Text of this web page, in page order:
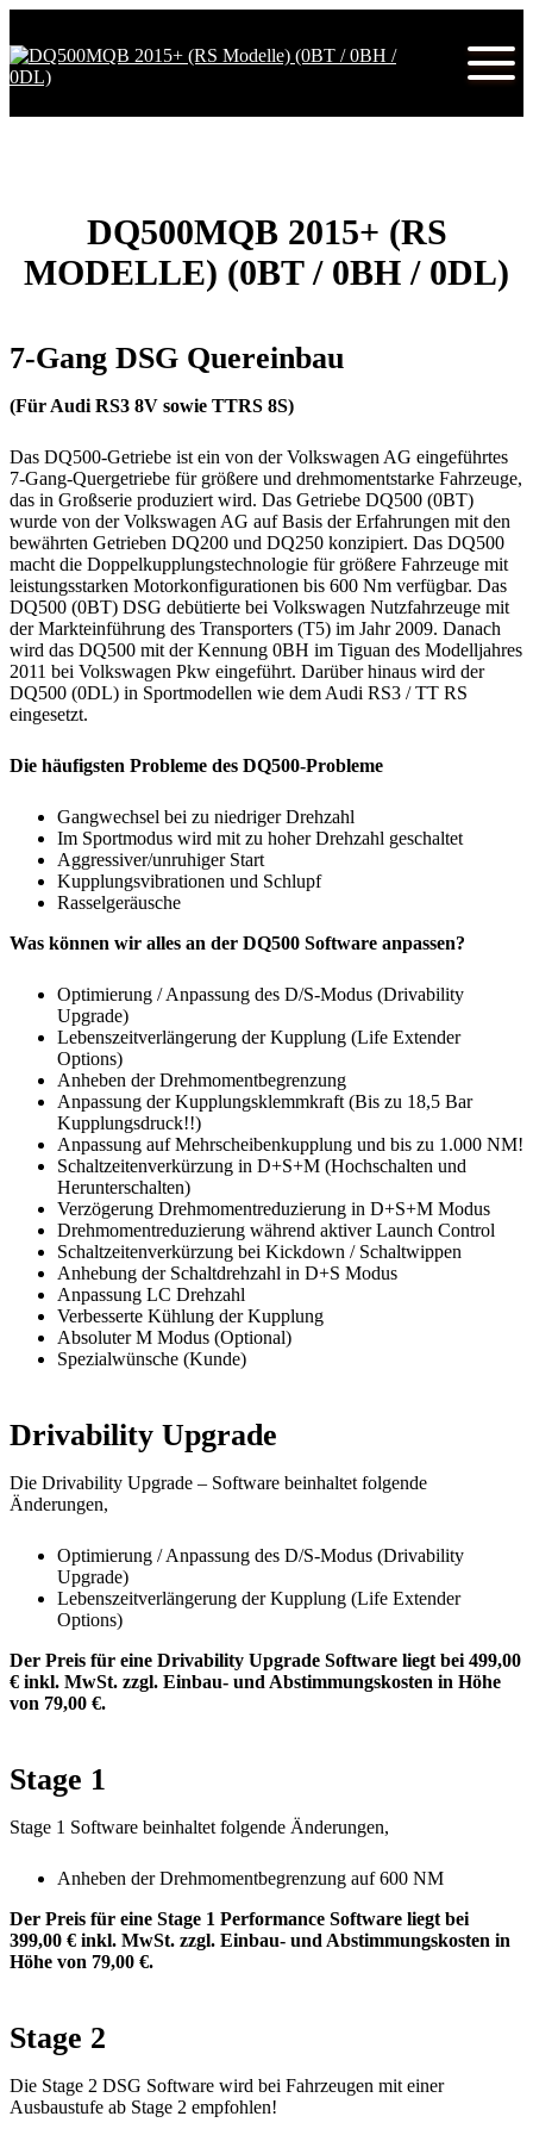
DQ500MQB 2015+ (RS
MODELLE) (0BT / 0BH / 0DL)
7-Gang DSG Quereinbau
(Für Audi RS3 8V sowie TTRS 8S)
Das DQ500-Getriebe ist ein von der Volkswagen AG eingeführtes
7-Gang-Quergetriebe für größere und drehmomentstarke Fahrzeuge,
das in Großserie produziert wird. Das Getriebe DQ500 (0BT)
wurde von der Volkswagen AG auf Basis der Erfahrungen mit den
bewährten Getrieben DQ200 und DQ250 konzipiert. Das DQ500
macht die Doppelkupplungstechnologie für größere Fahrzeuge mit
leistungsstarken Motorkonfigurationen bis 600 Nm verfügbar. Das
DQ500 (0BT) DSG debütierte bei Volkswagen Nutzfahrzeuge mit
der Markteinführung des Transporters (T5) im Jahr 2009. Danach
wird das DQ500 mit der Kennung 0BH im Tiguan des Modelljahres
2011 bei Volkswagen Pkw eingeführt. Darüber hinaus wird der
DQ500 (0DL) in Sportmodellen wie dem Audi RS3 / TT RS
eingesetzt.
Die häufigsten Probleme des DQ500-Probleme
Gangwechsel bei zu niedriger Drehzahl
Im Sportmodus wird mit zu hoher Drehzahl geschaltet
Aggressiver/unruhiger Start
Kupplungsvibrationen und Schlupf
Rasselgeräusche
Was können wir alles an der DQ500 Software anpassen?
Optimierung / Anpassung des D/S-Modus (Drivability
Upgrade)
Lebenszeitverlängerung der Kupplung (Life Extender
Options)
Anheben der Drehmomentbegrenzung
Anpassung der Kupplungsklemmkraft (Bis zu 18,5 Bar
Kupplungsdruck!!)
Anpassung auf Mehrscheibenkupplung und bis zu 1.000 NM!
Schaltzeitenverkürzung in D+S+M (Hochschalten und
Herunterschalten)
Verzögerung Drehmomentreduzierung in D+S+M Modus
Drehmomentreduzierung während aktiver Launch Control
Schaltzeitenverkürzung bei Kickdown / Schaltwippen
Anhebung der Schaltdrehzahl in D+S Modus
Anpassung LC Drehzahl
Verbesserte Kühlung der Kupplung
Absoluter M Modus (Optional)
Spezialwünsche (Kunde)
Drivability Upgrade
Die Drivability Upgrade – Software beinhaltet folgende
Änderungen,
Optimierung / Anpassung des D/S-Modus (Drivability
Upgrade)
Lebenszeitverlängerung der Kupplung (Life Extender
Options)
Der Preis für eine Drivability Upgrade Software liegt bei 499,00
€ inkl. MwSt. zzgl. Einbau- und Abstimmungskosten in Höhe
von 79,00 €.
Stage 1
Stage 1 Software beinhaltet folgende Änderungen,
Anheben der Drehmomentbegrenzung auf 600 NM
Der Preis für eine Stage 1 Performance Software liegt bei
399,00 € inkl. MwSt. zzgl. Einbau- und Abstimmungskosten in
Höhe von 79,00 €.
Stage 2
Die Stage 2 DSG Software wird bei Fahrzeugen mit einer
Ausbaustufe ab Stage 2 empfohlen!